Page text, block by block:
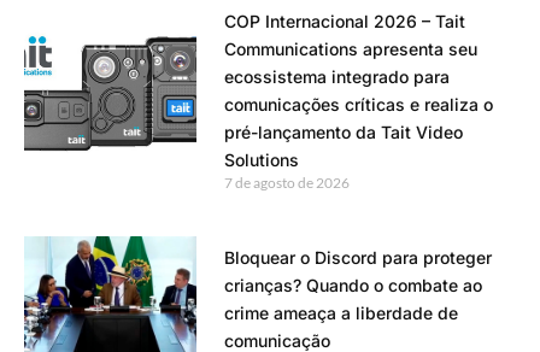
COP Internacional 2026 – Tait
Communications apresenta seu
ecossistema integrado para
comunicações críticas e realiza o
pré-lançamento da Tait Video
Solutions
7 de agosto de 2026
Bloquear o Discord para proteger
crianças? Quando o combate ao
crime ameaça a liberdade de
comunicação